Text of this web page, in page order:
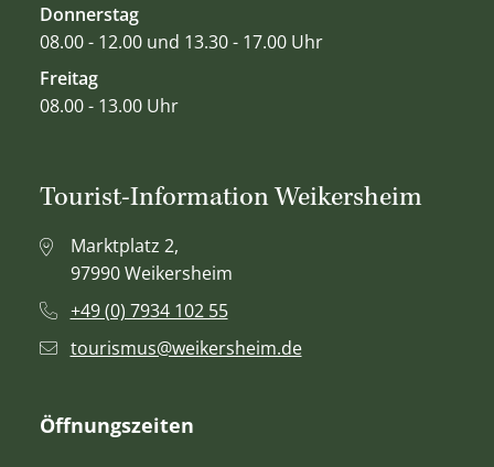
Donnerstag
08.00 - 12.00 und 13.30 - 17.00 Uhr
Freitag
08.00 - 13.00 Uhr
Tourist-Information Weikersheim
Marktplatz 2,
97990 Weikersheim
+49 (0) 7934 102 55
tourismus@weikersheim.de
Öffnungszeiten